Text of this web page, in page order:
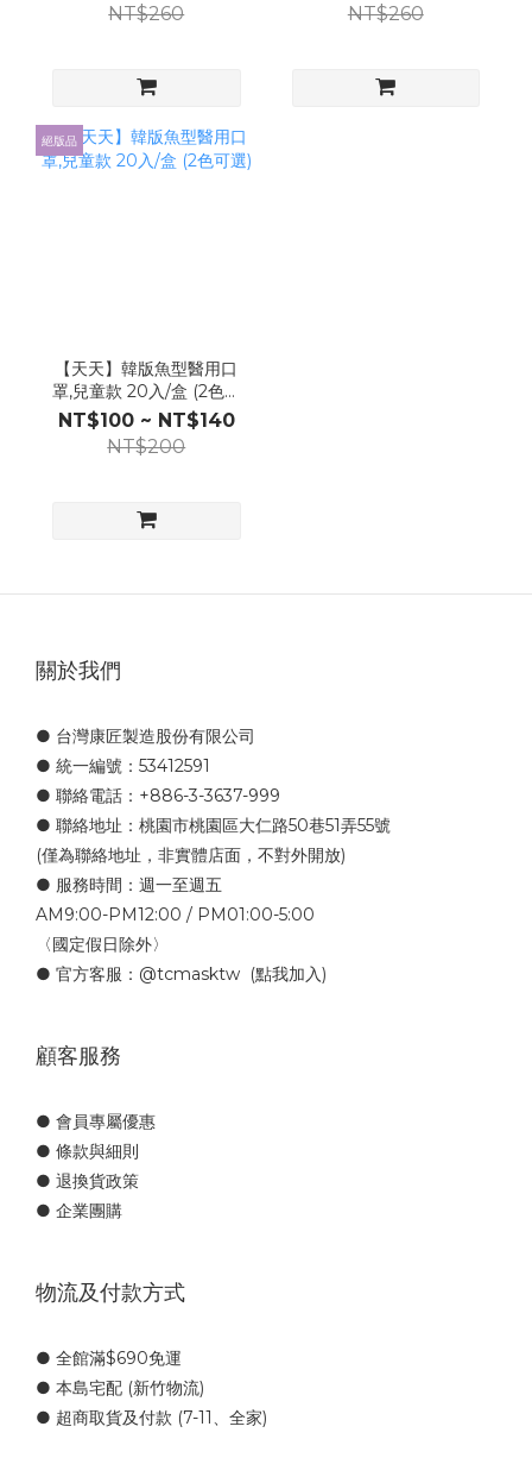
NT$260
NT$260
絕版品
【天天】韓版魚型醫用口
罩,兒童款 20入/盒 (2色可
選)
NT$100 ~ NT$140
NT$200
關於我們
● 台灣康匠製造股份有限公司
● 統一編號：53412591
● 聯絡電話：+886-3-3637-999
● 聯絡地址：桃園市桃園區大仁路50巷51弄55號
(僅為聯絡地址，非實體店面，不對外開放)
● 服務時間：週一至週五
AM9:00-PM12:00 / PM01:00-5:00
〈國定假日除外〉
● 官方客服： @tcmasktw (點我加入)
顧客服務
● 會員專屬優惠
● 條款與細則
● 退換貨政策
● 企業團購
物流及付款方式
● 全館滿$690免運
● 本島宅配 (新竹物流)
● 超商取貨及付款 (7-11、全家)